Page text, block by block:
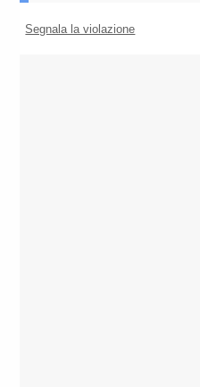
Segnala la violazione